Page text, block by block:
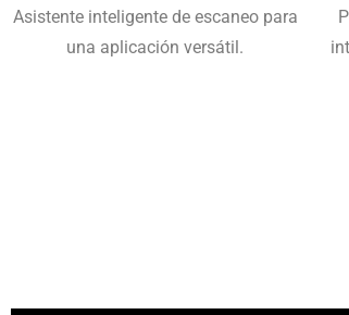
Asistente inteligente de escaneo para
una aplicación versátil.